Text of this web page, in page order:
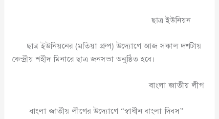
ছাত্র ইউনিয়ন
ছাত্র ইউনিয়নের (মতিয়া গ্রুপ) উদ্যোগে আজ সকাল দশটায়
কেন্দ্রীয় শহীদ মিনারে ছাত্র জনসভা অনুষ্ঠিত হবে।
বাংলা জাতীয় লীগ
বাংলা জাতীয় লীগের উদ্যোগে “স্বাধীন বাংলা দিবস”